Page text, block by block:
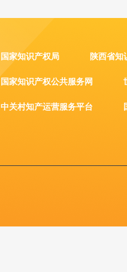
国家知识产权局 陕西省知
国家知识产权公共服务网
中关村知产运营服务平台